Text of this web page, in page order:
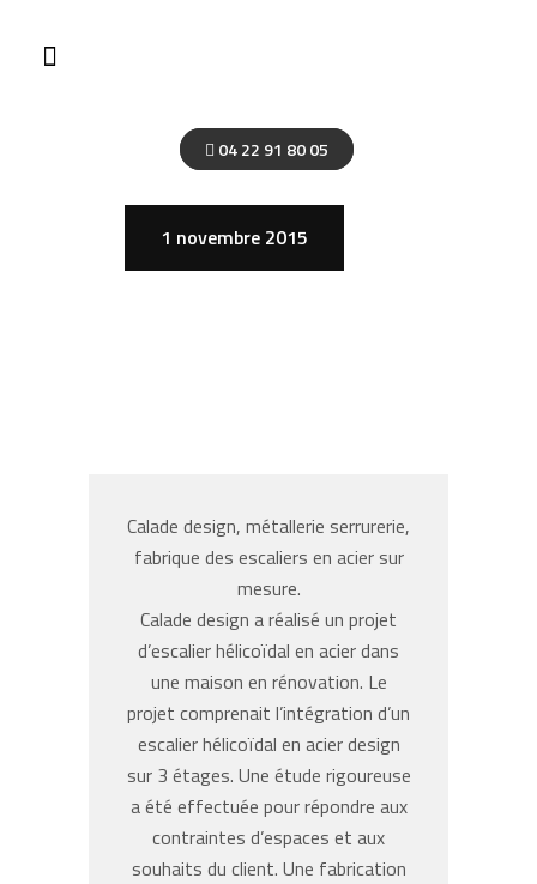
04 22 91 80 05
1 novembre 2015
Calade design, métallerie serrurerie,
fabrique des escaliers en acier sur
mesure.
Calade design a réalisé un projet
d’escalier hélicoïdal en acier dans
une maison en rénovation. Le
projet comprenait l’intégration d’un
escalier hélicoïdal en acier design
sur 3 étages. Une étude rigoureuse
a été effectuée pour répondre aux
contraintes d’espaces et aux
souhaits du client. Une fabrication